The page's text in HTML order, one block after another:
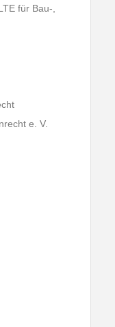
für Bau-,
e. V.